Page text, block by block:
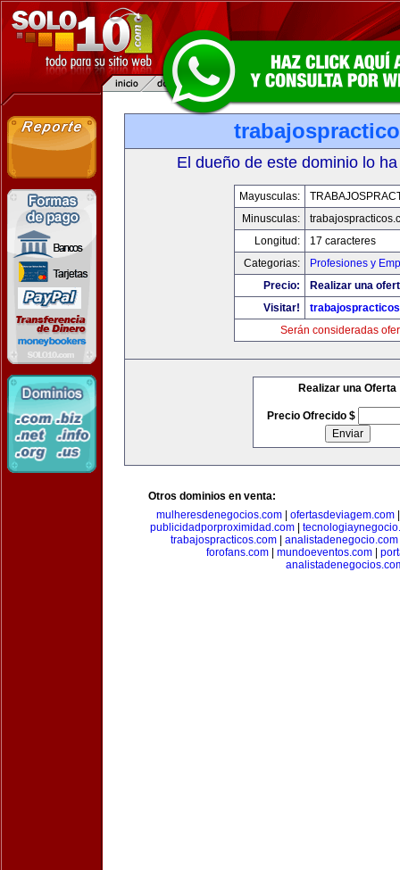
El dueño de este dominio lo
Mayusculas:
Minusculas:
Longitud:
17 caracteres
Categorias:
Profesiones y
Precio:
Realizar una
Visitar!
Serán consideradas
Realizar una Oferta
Precio Ofrecido $
Otros dominios en venta:
mulheresdenegocios.com
ofertasdeviagem.com
publicidadporproximidad.com|
trabajospracticos.com| analistadenegocio.com
forofans.com
mundoeventos.com